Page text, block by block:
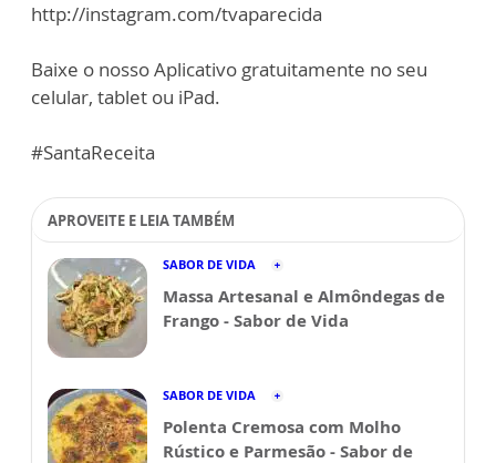
http://instagram.com/tvaparecida
Baixe o nosso Aplicativo gratuitamente no seu
celular, tablet ou iPad.
#SantaReceita
APROVEITE E LEIA TAMBÉM
SABOR DE VIDA
Massa Artesanal e Almôndegas de
Frango - Sabor de Vida
SABOR DE VIDA
Polenta Cremosa com Molho
Rústico e Parmesão - Sabor de